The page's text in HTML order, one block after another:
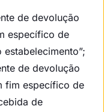
de devolução
específico de
de devolução
fim específico de
de